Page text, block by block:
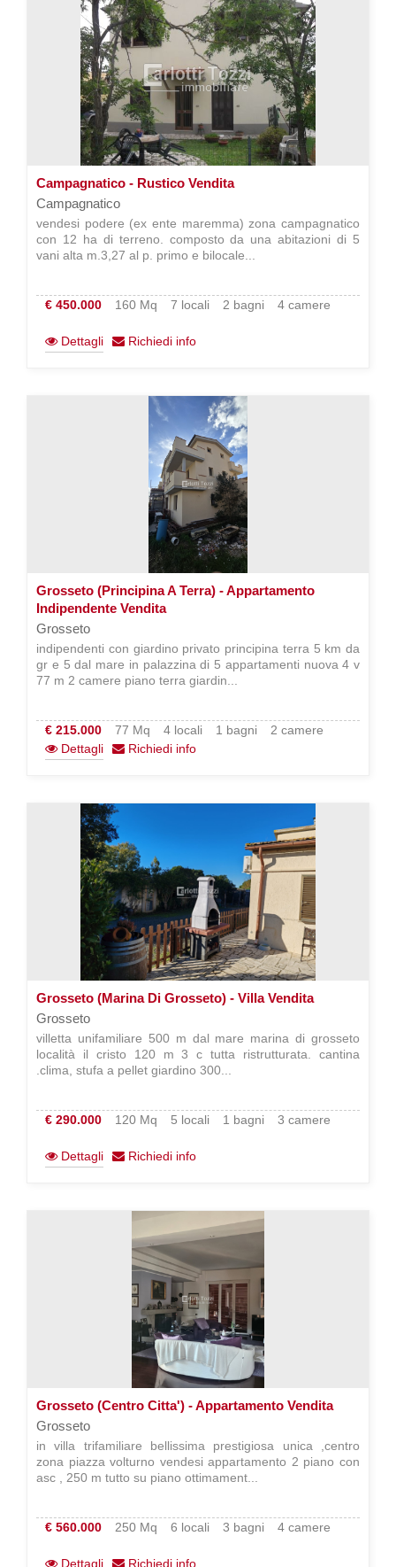
Campagnatico - Rustico Vendita
Campagnatico
vendesi podere (ex ente maremma) zona campagnatico
con 12 ha di terreno. composto da una abitazioni di 5
vani alta m.3,27 al p. primo e bilocale...
€ 450.000 160 Mq 7 locali 2 bagni 4 camere
Dettagli Richiedi info
Grosseto (Principina A Terra) - Appartamento
Indipendente Vendita
Grosseto
indipendenti con giardino privato principina terra 5 km da
gr e 5 dal mare in palazzina di 5 appartamenti nuova 4 v
77 m 2 camere piano terra giardin...
€ 215.000 77 Mq 4 locali 1 bagni
2 camere
Dettagli
Richiedi info
Grosseto (Marina Di Grosseto) - Villa Vendita
Grosseto
villetta unifamiliare 500 m dal mare marina di grosseto
località il cristo 120 m 3 c tutta ristrutturata. cantina
.clima, stufa a pellet giardino 300...
€ 290.000 120 Mq 5 locali 1 bagni 3 camere
Dettagli Richiedi info
Grosseto (Centro Citta') - Appartamento Vendita
Grosseto
in villa trifamiliare bellissima prestigiosa unica ,centro
zona piazza volturno vendesi appartamento 2 piano con
asc , 250 m tutto su piano ottimament...
€ 560.000 250 Mq 6 locali 3 bagni 4 camere
Dettagli Richiedi info